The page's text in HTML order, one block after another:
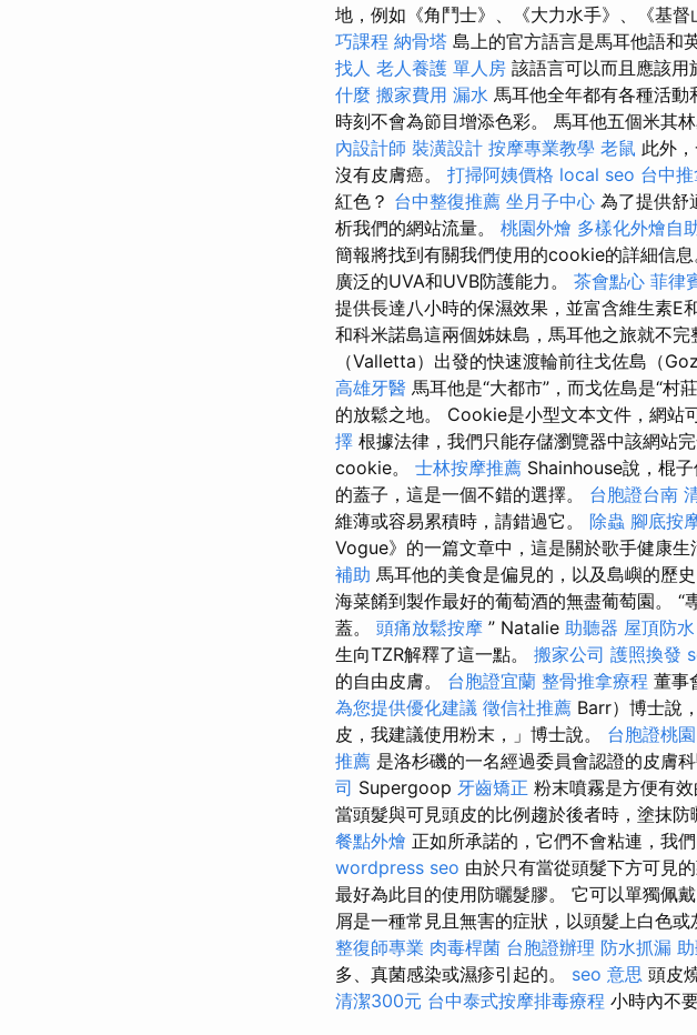
地，例如《角鬥士》、《大力水手》、《基
巧課程 納骨塔 島上的官方語言是馬耳他語和
找人 老人養護 單人房 該語言可以而且應該用
什麼 搬家費用 漏水 馬耳他全年都有各種活
時刻不會為節目增添色彩。 馬耳他五個米其
內設計師 裝潢設計 按摩專業教學 老鼠 此外
沒有皮膚癌。 打掃阿姨價格 local seo 台中
紅色？ 台中整復推薦 坐月子中心 為了提供舒
析我們的網站流量。 桃園外燴 多樣化外燴自
簡報將找到有關我們使用的cookie的詳細信
廣泛的UVA和UVB防護能力。 茶會點心 菲律
提供長達八小時的保濕效果，並富含維生素E
和科米諾島這兩個姊妹島，馬耳他之旅就不完
（Valletta）出發的快速渡輪前往戈佐島（
高雄牙醫 馬耳他是“大都市”，而戈佐島是“村
的放鬆之地。 Cookie是小型文本文件，網站
擇 根據法律，我們只能存儲瀏覽器中該網站
cookie。 士林按摩推薦 Shainhouse說，棍
的蓋子，這是一個不錯的選擇。 台胞證台南
維薄或容易累積時，請錯過它。 除蟲 腳底按
Vogue》的一篇文章中，這是關於歌手健康生
補助 馬耳他的美食是偏見的，以及島嶼的歷
海菜餚到製作最好的葡萄酒的無盡葡萄園。
蓋。 頭痛放鬆按摩 ” Natalie 助聽器 屋頂防水
生向TZR解釋了這一點。 搬家公司 護照換發
的自由皮膚。 台胞證宜蘭 整骨推拿療程 董事
為您提供優化建議 徵信社推薦 Barr）博士說
皮，我建議使用粉末，」博士說。 台胞證桃園
推薦 是洛杉磯的一名經過委員會認證的皮膚科
司 Supergoop 牙齒矯正 粉末噴霧是方便有
當頭髮與可見頭皮的比例趨於後者時，塗抹
餐點外燴 正如所承諾的，它們不會粘連，我
wordpress seo 由於只有當從頭髮下方可見
最好為此目的使用防曬髮膠。 它可以單獨佩
屑是一種常見且無害的症狀，以頭髮上白色
整復師專業 肉毒桿菌 台胞證辦理 防水抓漏
多、真菌感染或濕疹引起的。 seo 意思 頭皮
清潔300元 台中泰式按摩排毒療程 小時內不